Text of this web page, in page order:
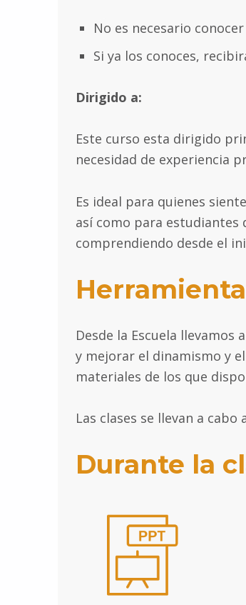
No es necesario
Si ya los conoces,
Dirigido a:
Este curso esta dirigido
necesidad de experiencia
Es ideal para quienes
así como para
comprendiendo desde el
Desde la Escuela
y mejorar el dinamismo y
materiales de los que
Las clases se llevan a
Durante la